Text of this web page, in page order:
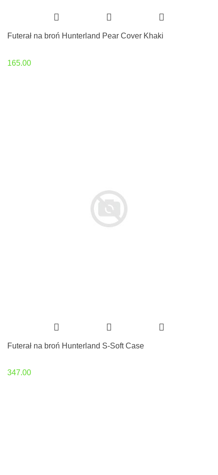
Futerał na broń Hunterland Pear Cover Khaki
165.00
Futerał na broń Hunterland S-Soft Case
347.00